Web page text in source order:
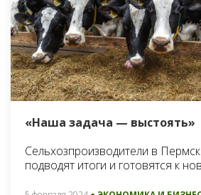
«Наша задача — выстоять»
Сельхозпроизводители в
подводят итоги и готовятся к